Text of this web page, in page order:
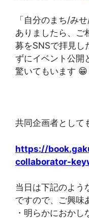
「自分のまち/み
ありましたら、ご
募をSNSで拝見し
ずにイベント公開
驚いてもいます 😁
共同企画者とし
https://
collaborator-
当日は下記のよう
ですので、ご興味
・明らかにおか